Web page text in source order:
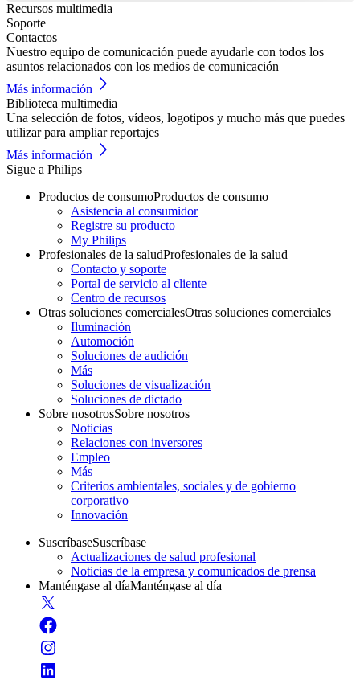
Recursos multimedia
Soporte
Contactos
Nuestro equipo de comunicación puede ayudarle con todos los
asuntos relacionados con los medios de comunicación
Más información
Biblioteca multimedia
Una selección de fotos, vídeos, logotipos y mucho más que puedes
utilizar para ampliar reportajes
Más información
Sigue a Philips
Productos de consumoProductos de consumo
Asistencia al consumidor
Registre su producto
My Philips
Profesionales de la saludProfesionales de la salud
Contacto y soporte
Portal de servicio al cliente
Centro de recursos
Otras soluciones comercialesOtras soluciones comerciales
Iluminación
Automoción
Soluciones de audición
Más
Soluciones de visualización
Soluciones de dictado
Sobre nosotrosSobre nosotros
Noticias
Relaciones con inversores
Empleo
Más
Criterios ambientales, sociales y de gobierno
corporativo
Innovación
SuscríbaseSuscríbase
Actualizaciones de salud profesional
Noticias de la empresa y comunicados de prensa
Manténgase al díaManténgase al día